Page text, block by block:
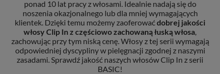
ponad 10 lat pracy z włosami. Idealnie nadają się do
noszenia okazjonalnego lub dla mniej wymagających
klientek. Dzięki temu możemy zaoferowaćdobrej jakości
włosy Clip In z częściowo zachowaną łuską włosa
zachowując przy tym niską cenę. Włosy z tej serii wymagają
odpowiedniej dyscypliny w pielęgnacji zgodnej z naszymi
zasadami. Sprawdź jakość naszych włosów Clip In z serii
BASIC!